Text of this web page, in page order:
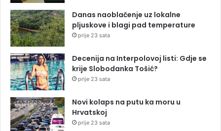
Danas naoblačenje uz lokalne
pljuskove i blagi pad temperature
prije 23 sata
Decenija na Interpolovoj listi: Gdje se
krije Slobodanka Tošić?
prije 23 sata
Novi kolaps na putu ka moru u
Hrvatskoj
prije 23 sata